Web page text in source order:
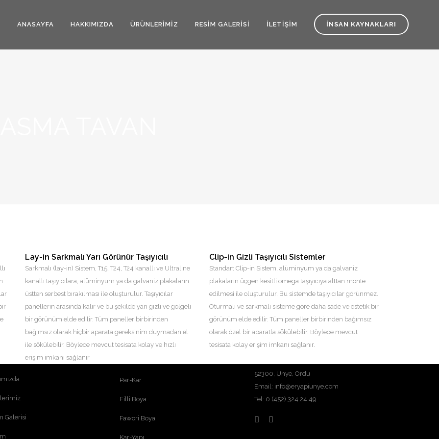
İNSAN KAYNAKLARI
ANASAYFA HAKKIMIZDA ÜRÜNLERIMIZ RESIM GALERISI İLETIŞIM
Lay-in Sarkmalı Yarı Görünür Taşıyıcılı
Sarkmalı (lay-in) Sistem, T15, T24, T24 kanallı ve Ultraline
kanallı taşıyıcılara, alüminyum ya da galvaniz plakaların
üstten serbest bırakılması ile oluşturulur. Taşıyıcılar
panellerin arasında kalır ve bu şekilde yarı gizli ve gölgeli
bir görünüm elde edilir. Tüm paneller birbirinden
bağımsız olarak hiçbir aparata gereksinim duymadan el
ile sökülebilir. Böylece mevcut tesisata kolay ve hızlı
erişim imkanı sağlanır
Clip-in Gizli Taşıyıcılı Sistemler
Standart Clip-in Sistem, alüminyum ya da galvaniz
plakaların üçgen kesitli omega taşıyıcıya alttan monte
edilmesi ile oluşturulur. Bu sistemde taşıyıcılar görünmez.
Oturmalı ve sarkmalı sisteme göre daha sade ve estetik bir
görünüm elde edilir. Tüm paneller birbirinden bağımsız
olarak özel bir aparatla sökülebilir. Böylece mevcut
tesisata kolay erişim imkanı sağlanır.
Galerisi
ÇÖZÜM ORTAKLARI
Par-Kar
Filli Boya
Fawori Boya
Kar-Yapı
İLETİŞİM BİLGİLERİ
52300, Ünye, Ordu
Email: info@eryapiunye.com
Tel: 0 (452) 324 24 49